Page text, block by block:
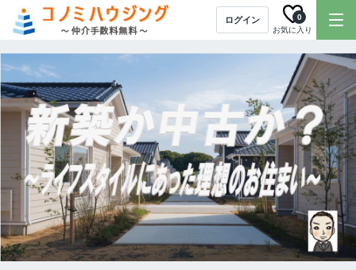
ログイン
お気に入り
0